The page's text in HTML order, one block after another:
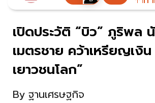
เปิดประวัติ “บิว” ภูริพล
เมตรชาย คว้าเหรียญเงิ
เยาวชนโลก”
By ฐานเศรษฐกิจ